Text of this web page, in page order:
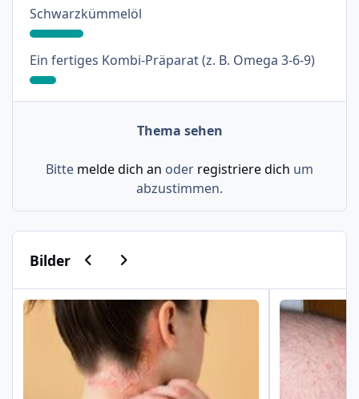
Schwarzkümmelöl: 18%
Ein fertiges Kombi-Präparat (z. B. Omega 3-6-9): 9%
Thema sehen
Bitte melde dich an oder registriere dich um
abzustimmen.
BilderVorherige Karussell-Folie
Nächste Karussell-Folie
Psoriasis am Haaransatz und an der Hand